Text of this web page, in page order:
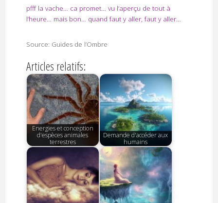
pfff la vache… ca promet… vu l’aperçu de tout à
l’heure… mais bon… quand faut y aller, faut y aller…
Source: Guides de l’Ombre
Articles relatifs:
Energies et conception
d'espèces animales
terrestres
Demande d'accéder aux
humains